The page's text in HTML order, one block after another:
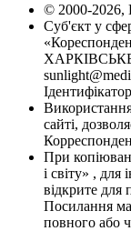
© 2000-2026,
Суб'єкт у
ХАРКІВСЬКЕ
сайті,
При
і світу» , для
відкрите для
Посилання
повного або